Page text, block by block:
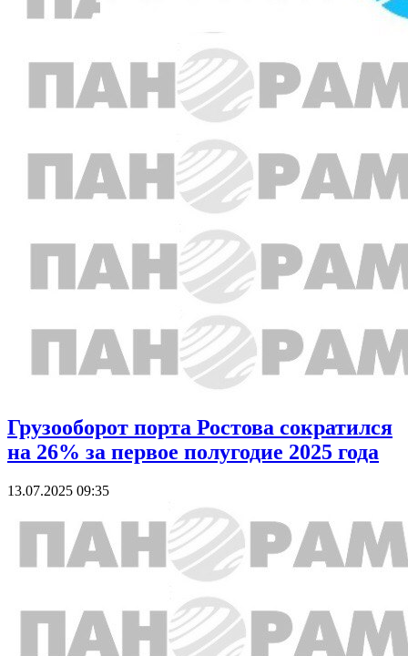
Грузооборот порта Ростова сократился
на 26% за первое полугодие 2025 года
13.07.2025 09:35